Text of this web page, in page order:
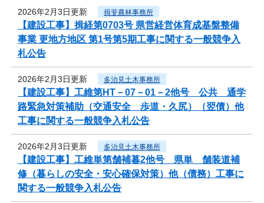
2026年2月3日更新 揖斐農林事務所
【建設工事】揖経第0703号 県営経営体育成基盤整備
事業 更地方地区 第1号第5期工事に関する一般競争入
札公告
2026年2月3日更新 多治見土木事務所
【建設工事】工維第HT－07－01－2他号 公共 通学
路緊急対策補助（交通安全 歩道・久尻）（翌債）他
工事に関する一般競争入札公告
2026年2月3日更新 多治見土木事務所
【建設工事】工維単第舗補暮2他号 県単 舗装道補
修（暮らしの安全・安心確保対策）他（債務）工事に
関する一般競争入札公告